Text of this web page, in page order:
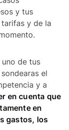
y tus
y de la
de tus
el
y a
en cuenta que
en
gastos, los